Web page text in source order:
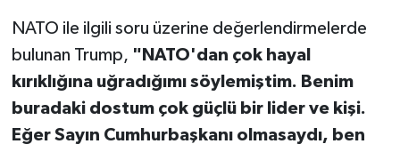
NATO ile ilgili soru üzerine değerlendirmelerde
bulunan Trump, "NATO'dan çok hayal
kırıklığına uğradığımı söylemiştim. Benim
buradaki dostum çok güçlü bir lider ve kişi.
Eğer Sayın Cumhurbaşkanı olmasaydı, ben